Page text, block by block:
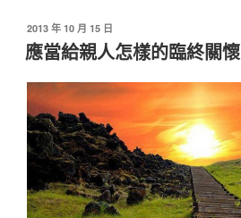
發
佈
於
2013 年 10 月 15 日
應當給親人怎樣的臨終關懷